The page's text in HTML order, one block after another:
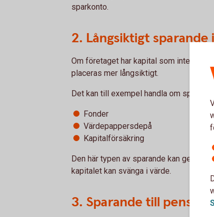
sparkonto.
2. Långsiktigt
Om företaget har kapital som inte
placeras mer långsiktigt.
Det kan till exempel handla om sparande
Fonder
Värdepappersdepå
Kapitalförsäkring
Den här typen av sparande kan ge
kapitalet kan svänga i värde.
3. Sparande till pension